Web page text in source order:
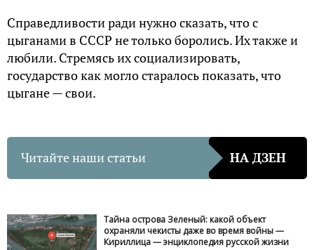
Справедливости ради нужно сказать, что с
цыганами в СССР не только боролись. Их также и
любили. Стремясь их социализировать,
государство как могло старалось показать, что
цыгане — свои.
Читайте наши статьи НА ДЗЕН
Тайна острова Зеленый: какой объект
охраняли чекисты даже во время войны —
Кириллица — энциклопедия русской жизни